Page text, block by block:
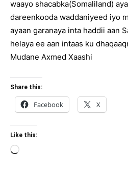
waayo shacabka(Somaliland)
dareenkooda waddaniyeed iyo
ayaan garanaya inta haddii aan
helaya ee aan intaas ku
Mudane Axmed Xaashi
Share this:
Facebook X
Like this:
Loading…